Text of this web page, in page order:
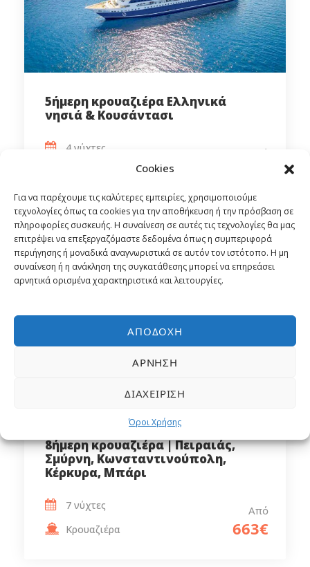
Cookies
Για να παρέχουμε τις καλύτερες εμπειρίες, χρησιμοποιούμε
τεχνολογίες όπως τα cookies για την αποθήκευση ή την πρόσβαση σε
πληροφορίες συσκευής. Η συναίνεση σε αυτές τις τεχνολογίες θα μας
επιτρέψει να επεξεργαζόμαστε δεδομένα όπως η συμπεριφορά
περιήγησης ή μοναδικά αναγνωριστικά σε αυτόν τον ιστότοπο. Η μη
συναίνεση ή η ανάκληση της συγκατάθεσης μπορεί να επηρεάσει
αρνητικά ορισμένα χαρακτηριστικά και λειτουργίες.
ΑΠΟΔΟΧΉ
ΆΡΝΗΣΗ
ΔΙΑΧΕΊΡΙΣΗ
Όροι Χρήσης
5ήμερη κρουαζιέρα Ελληνικά
νησιά & Κουσάντασι
Από
4 νύχτες
8ήμερη κρουαζιέρα | Πειραιάς,
Σμύρνη, Κωνσταντινούπολη,
Κέρκυρα, Μπάρι
Από
663€
7 νύχτες
Κρουαζιέρα